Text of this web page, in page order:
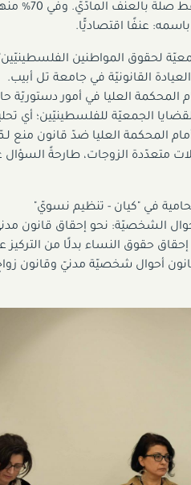
وجدت خلال دراستها أنّه من بين 1033 قرارًا في المحكمة كان لـِ 29 منهم فقط صلة بالعنف
عنفًا اقتصاديًّا.
لحقوق المواطنين
القانونيّة في جامعة تل أبيب.
المحكمة العليا في أمور دستوريّة
الجمعيّة للفلسطينيّين؛ أي
المحكمة العليا ضدّ قانون منع
متعدّدة الزوجات، طارحةً السؤال
في "كيان - تنظيم نسويّ"
الشخصيّة: نحو إحقاق قانون
حقوق النساء بدلًا من التركيز
أحوال شخصيّة مدنيّ وقانون